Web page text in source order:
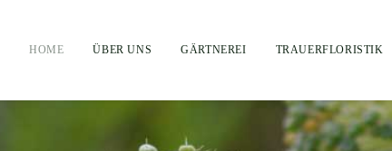
HOME ÜBER UNS GÄRTNEREI TRAUERFLORISTIK